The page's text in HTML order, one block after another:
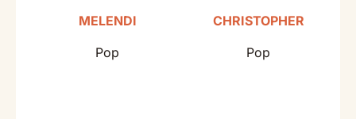
MELENDI
Pop
CHRISTOPHER
Pop